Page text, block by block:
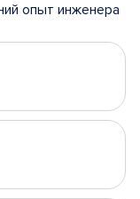
опыт инженера